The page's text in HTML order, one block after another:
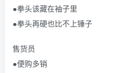
●拳头该藏在袖子里
●拳头再硬也比不上锤子
售货员
●便购多销